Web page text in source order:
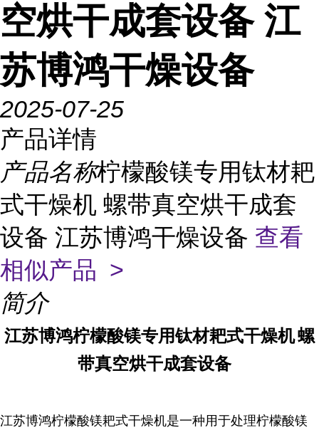
空烘干成套设备 江
苏博鸿干燥设备
2025-07-25
产品详情
产品名称柠檬酸镁专用钛材耙
式干燥机 螺带真空烘干成套
设备 江苏博鸿干燥设备 查看
相似产品 >
简介
江苏博鸿柠檬酸镁专用钛材耙式干燥机螺
带真空烘干成套设备
江苏博鸿柠檬酸镁耙式干燥机是一种用于处理柠檬酸镁